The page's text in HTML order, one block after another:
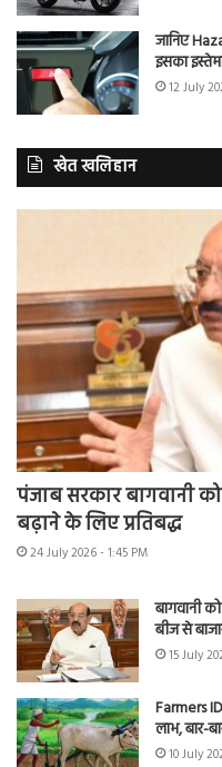
जानिए
इसका
12 July
खेत खलिहान
पंजाब सरकार बागवानी
बढ़ाने के लिए प्रतिबद्ध
24 July 2026 - 1:45 PM
बागवानी
बीज से
15 July
Farmers
लाभ, बार-
10 July